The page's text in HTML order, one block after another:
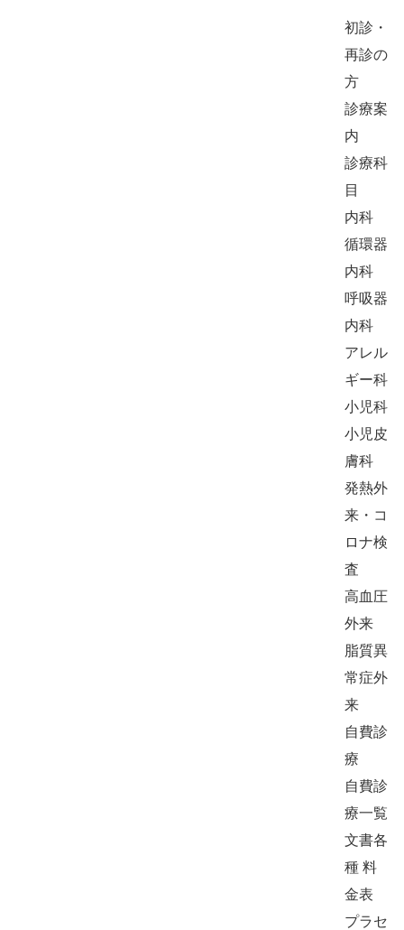
初診・
再診の
方
診療案
内
診療科
目
内科
循環器
内科
呼吸器
内科
アレル
ギー科
小児科
小児皮
膚科
発熱外
来・コ
ロナ検
査
高血圧
外来
脂質異
常症外
来
自費診
療
自費診
療一覧
文書各
種 料
金表
プラセ